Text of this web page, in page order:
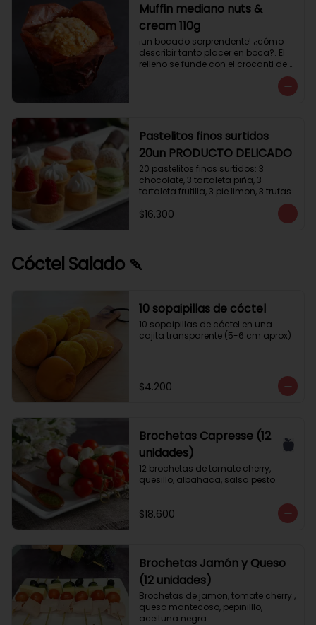
Muffin mediano nuts &
cream 110g
¡un bocado sorprendente! ¿cómo
describir tanto placer en boca?. El
relleno se funde con el crocanti de
avellanas que potencia su masa
exquisita. Esponjosa masa de color
tostado y sabor vainilla que incluye
Relleno de crema de leche con
avellanas (15%) y decorado con
crocanti de avellanas.
Pastelitos finos surtidos
20un PRODUCTO DELICADO
20 pastelitos finos surtidos: 3
chocolate, 3 tartaleta piña, 3
tartaleta frutilla, 3 pie limon, 3 trufas
crema, 2 macarrones
$16.300
Cóctel Salado 🍡
10 sopaipillas de cóctel
10 sopaipillas de cóctel en una
cajita transparente (5-6 cm aprox)
$4.200
Brochetas Capresse (12
unidades)
12 brochetas de tomate cherry,
quesillo, albahaca, salsa pesto.
$18.600
Brochetas Jamón y Queso
(12 unidades)
Brochetas de jamon, tomate cherry ,
queso mantecoso, pepinilllo,
aceituna negra